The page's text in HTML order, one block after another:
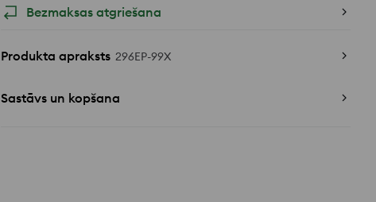
Bezmaksas atgriešana
Produkta apraksts 296EP-99X
Sastāvs un kopšana